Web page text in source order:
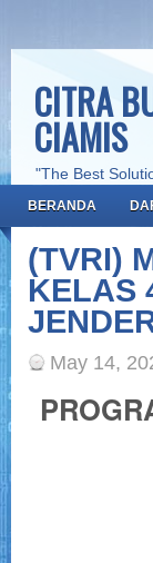
CITRA
CIAMIS
"The Best
BERANDA
(TVRI)
KELAS
May 14,